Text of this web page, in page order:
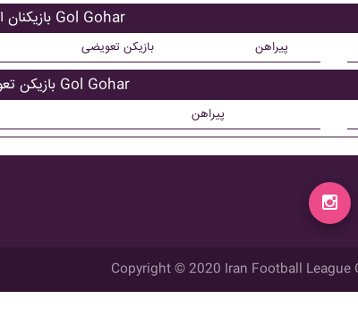
بازیکنان اصلی Gol Gohar
بازیکن تعویضی پیراهن
بازیکن تعویضی Gol Gohar
پیراهن
Copyright © 2020 Iran Football League